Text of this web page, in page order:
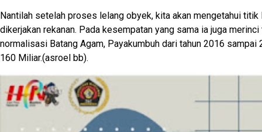
Nantilah setelah proses lelang obyek, kita akan mengetahui titik
dikerjakan rekanan. Pada kesempatan yang sama ia juga
normalisasi Batang Agam, Payakumbuh dari tahun 2016 sampai
160 Miliar.(asroel bb).